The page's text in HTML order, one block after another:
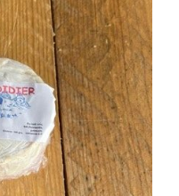
/ DÉTAILS